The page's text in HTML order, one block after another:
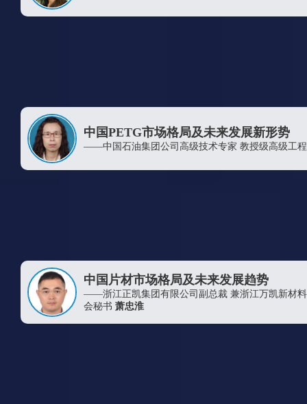
中国PETG市场格局及未来发展新形势
——中国石油集团公司高级技术专家 教授级高级工
中国片材市场格局及未来发展趋势
——浙江正凯集团有限公司副总裁 兼浙江万凯新材
会秘书 萧忠淮